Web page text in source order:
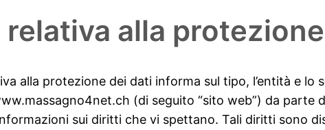
relativa alla
alla protezione dei dati informa sul tipo, l’entità e lo
(di seguito “sito web”) da parte
sui diritti che vi spettano. Tali diritti sono